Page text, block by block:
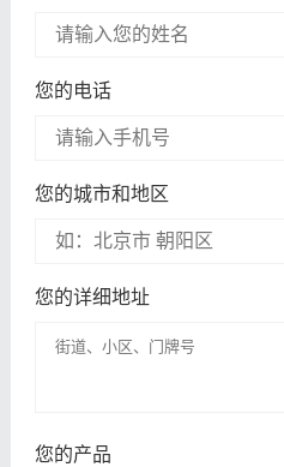
您的电话
您的城市和地区
您的详细地址
您的产品